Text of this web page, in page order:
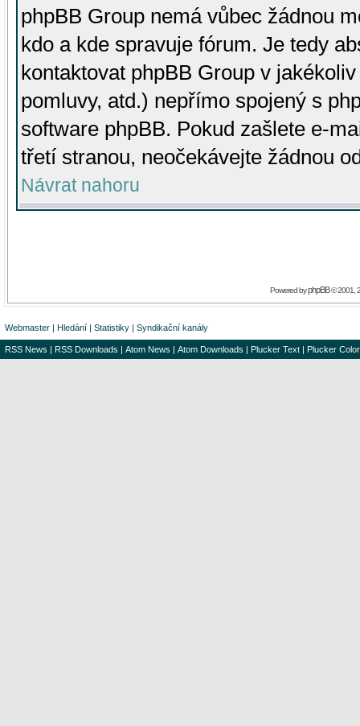
phpBB Group nemá vůbec žádnou
kdo a kde spravuje fórum. Je tedy
kontaktovat phpBB Group v
pomluvy, atd.) nepřímo spojený s
software phpBB. Pokud zašlete e-
třetí stranou, neočekávejte žádnou
Návrat nahoru
Powered byphpBB© 2001,
Webmaster | Hledání | Statistiky | Syndikační kanály
RSS News | RSS Downloads | Atom News | Atom Downloads | Plucker Text | Plucker Color